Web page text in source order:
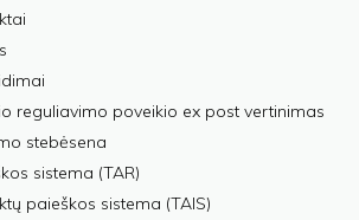
reguliavimo poveikio ex post vertinimas
stebėsena
sistema (TAR)
paieškos sistema (TAIS)